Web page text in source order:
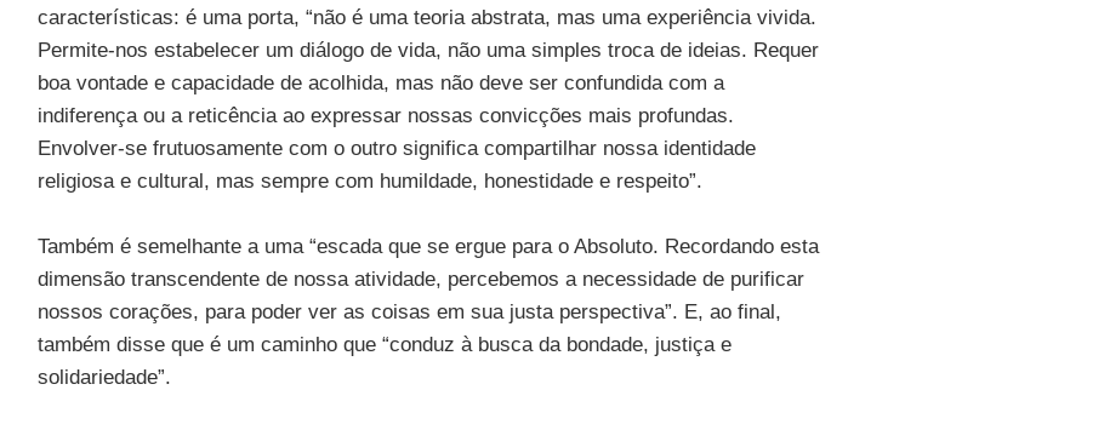
características: é uma porta, “não é uma teoria abstrata, mas uma experiência vivida.
Permite-nos estabelecer um diálogo de vida, não uma simples troca de ideias. Requer
boa vontade e capacidade de acolhida, mas não deve ser confundida com a
indiferença ou a reticência ao expressar nossas convicções mais profundas.
Envolver-se frutuosamente com o outro significa compartilhar nossa identidade
religiosa e cultural, mas sempre com humildade, honestidade e respeito”.
Também é semelhante a uma “escada que se ergue para o Absoluto. Recordando esta
dimensão transcendente de nossa atividade, percebemos a necessidade de purificar
nossos corações, para poder ver as coisas em sua justa perspectiva”. E, ao final,
também disse que é um caminho que “conduz à busca da bondade, justiça e
solidariedade”.